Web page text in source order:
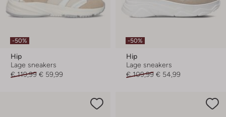
-50%
Hip
Lage sneakers
€ 119,99 € 59,99
-50%
Hip
Lage sneakers
€ 109,99 € 54,99